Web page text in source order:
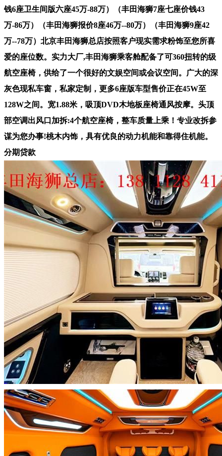
钱6座卫生间版六座45万-88万）（丰田海狮7座七座价钱43
万-86万）（丰田海狮报价8座46万--80万）（丰田海狮9座42
万--78万）北京丰田海狮总店按照客户现实需求粉饰至您所喜
爱的座位数。实力大厂,丰田海狮乘客舱配备了可360扭转的级
航空座椅，供给了一个很好的文娱空间或会议空间。广大的深
灰色现私车窗，私家定制，更多6座版车型售价正在45W至
128W之间。宽1.88米，吸顶DVD木地板座椅通风按摩。头顶
部空调出风口加拆:4个航空座椅，整车质量上乘！专业改拆参
谋为您办事!桃木内饰，具有优良的动力机能和靠得住机能。
分期贷款